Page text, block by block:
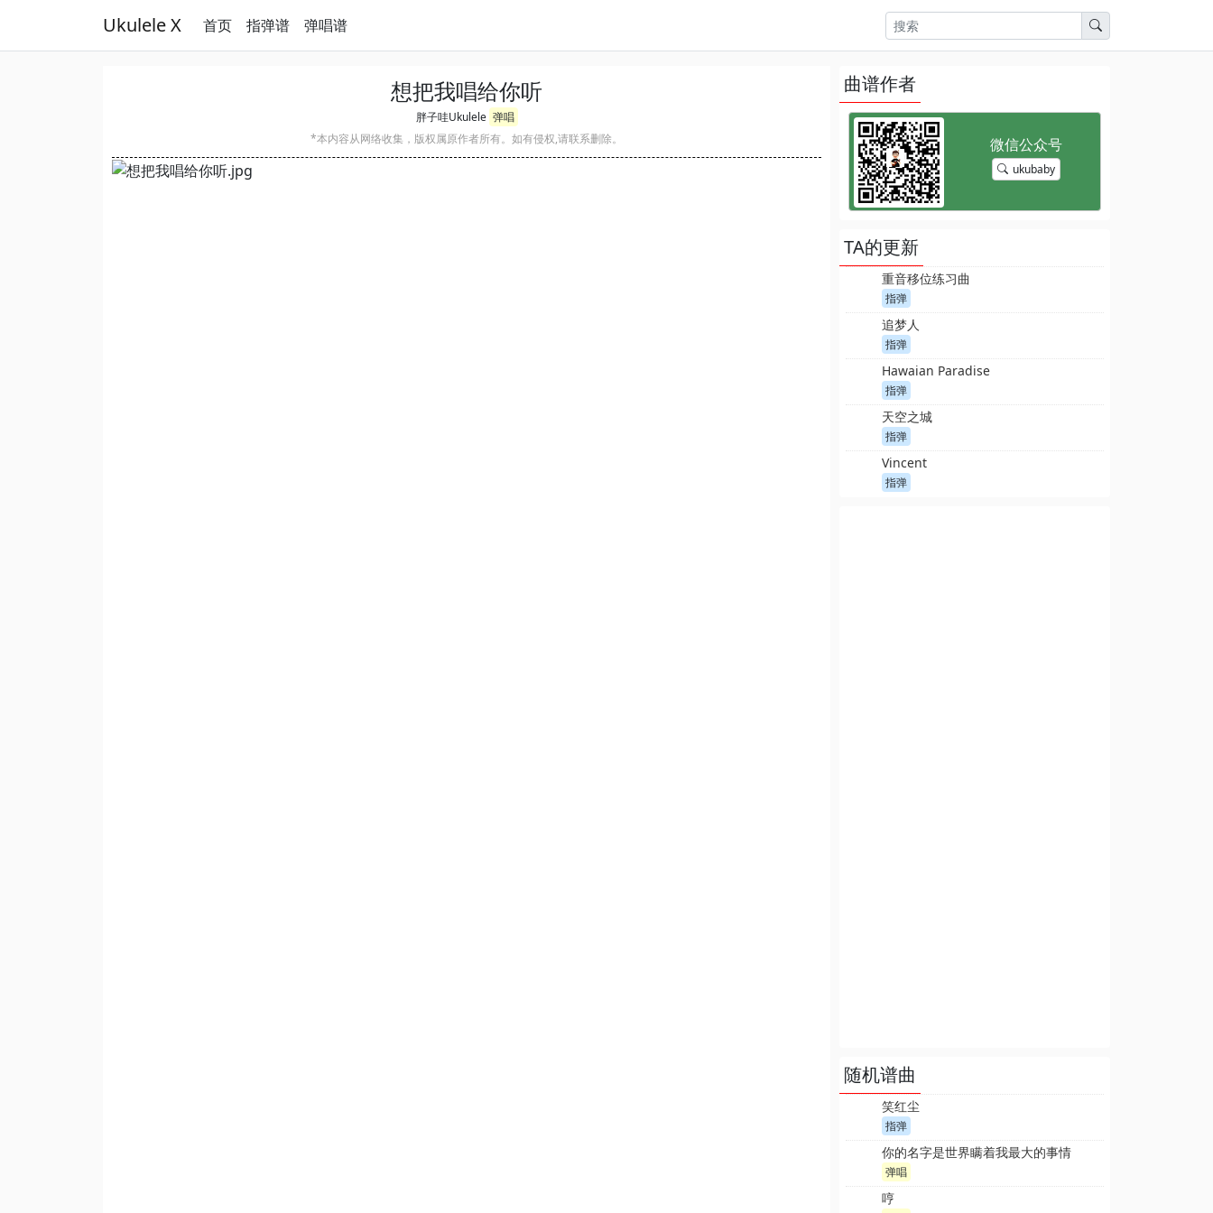
Ukulele X 首页 指弹谱 弹唱谱
想把我唱给你听
胖子哇Ukulele 弹唱
*本内容从网络收集，版权属原作者所有。如有侵权,请联系删除。
曲谱作者
ukubaby
TA的更新
重音移位练习曲
指弹
追梦人
指弹
Hawaian Paradise
指弹
天空之城
指弹
Vincent
指弹
随机谱曲
笑红尘
指弹
你的名字是世界瞒着我最大的事情
弹唱
哼